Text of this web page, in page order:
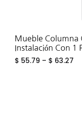
Mueble Columna
Instalación Con 1
$ 55.79 – $ 63.27